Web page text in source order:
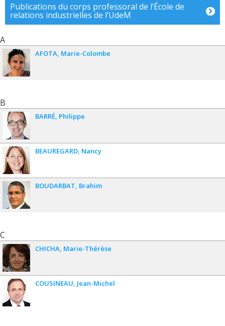
Publications du corps professoral de l’École de
relations industrielles de l’UdeM
A
AFOTA Marie-Colombe
B
BARRÉ Philippe
BEAUREGARD Nancy
BOUDARBAT Brahim
C
CHICHA Marie-Thérèse
COUSINEAU Jean-Michel